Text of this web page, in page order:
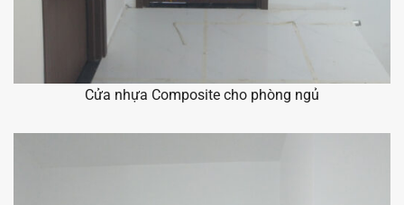
Cửa nhựa Composite cho phòng ngủ